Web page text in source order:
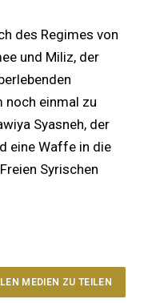
des Regimes von
und Miliz, der
noch einmal zu
Syasneh, der
eine Waffe in die
Syrischen
MEDIEN ZU TEILEN